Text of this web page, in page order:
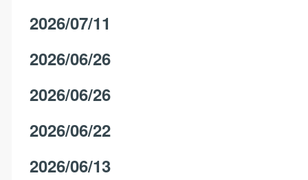
2026/07/11
2026/06/26
2026/06/26
2026/06/22
2026/06/13